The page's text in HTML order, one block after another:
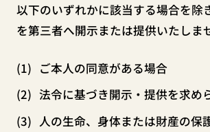
以下のいずれかに該当する場合を除
を第三者へ開示または提供いたしま
ご本人の同意がある場合
法令に基づき開示・提供を求め
人の生命、身体または財産の保